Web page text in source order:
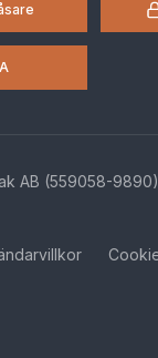
AB (559058-